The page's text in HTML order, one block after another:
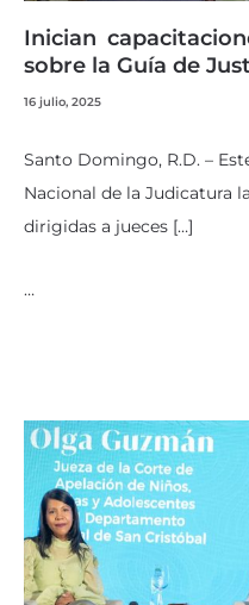
Inician
sobre la Guía de
16 julio, 2025
Santo Domingo, R.D. –
Nacional de la Judicatura
dirigidas a jueces […]
…